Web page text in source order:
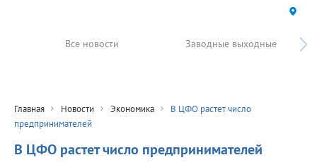
Все новости Заводные выходные
Главная Новости Экономика
В ЦФО растет число
предпринимателей
В ЦФО растет число предпринимателей